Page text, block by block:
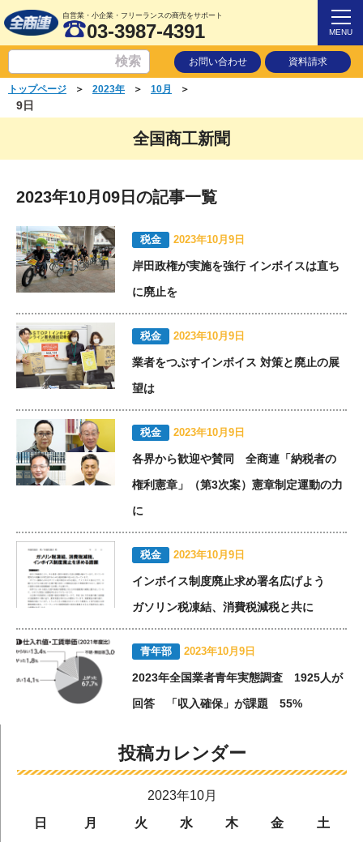
自営業・小企業・フリーランスの商売をサポート
03-3987-4391 MENU
お問い合わせ 資料請求
トップページ ＞ 2023年 ＞ 10月 ＞
9日
全国商工新聞
2023年10月09日の記事一覧
税金 2023年10月9日
岸田政権が実施を強行 インボイスは直ち
に廃止を
税金 2023年10月9日
業者をつぶすインボイス 対策と廃止の展
望は
税金 2023年10月9日
各界から歓迎や賛同 全商連「納税者の
権利憲章」（第3次案）憲章制定運動の力
に
税金 2023年10月9日
インボイス制度廃止求め署名広げよう
ガソリン税凍結、消費税減税と共に
青年部 2023年10月9日
2023年全国業者青年実態調査 1925人が
回答 「収入確保」が課題 55%
投稿カレンダー
2023年10月
日
月 火 水 木 金
土